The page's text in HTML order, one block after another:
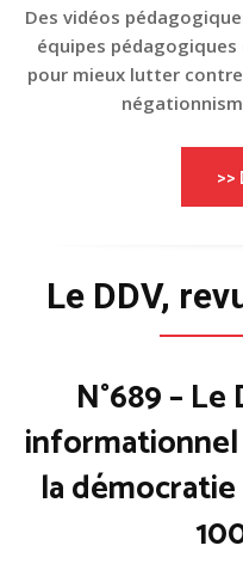
Des vidéos
équipes
pour mieux lutter
>>
Le DDV,
N°689 –
informationnel
la